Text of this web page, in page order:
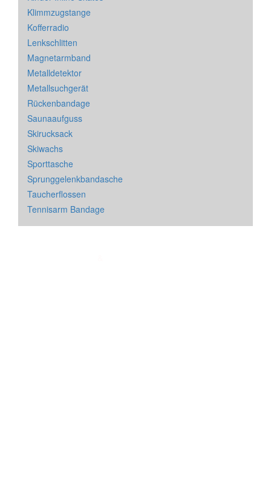
Klimmzugstange
Kofferradio
Lenkschlitten
Magnetarmband
Metalldetektor
Metallsuchgerät
Rückenbandage
Saunaaufguss
Skirucksack
Skiwachs
Sporttasche
Sprunggelenkbandasche
Taucherflossen
Tennisarm Bandage